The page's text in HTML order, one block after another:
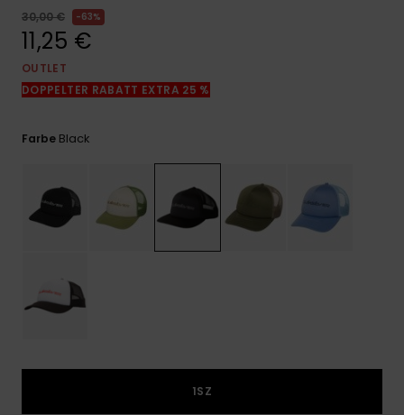
Fragen sowie
ansehen
30,00 €
63%
11,25 €
OUTLET
DOPPELTER RABATT EXTRA 25 %
Farbe Black
1SZ